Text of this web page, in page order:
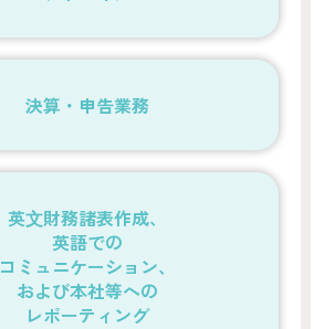
決算・申告業務
英⽂財務諸表作成、
英語での
コミュニケーション、
および本社等への
レポーティング